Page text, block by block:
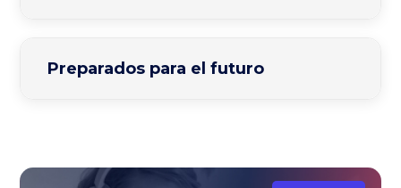
Preparados para el futuro